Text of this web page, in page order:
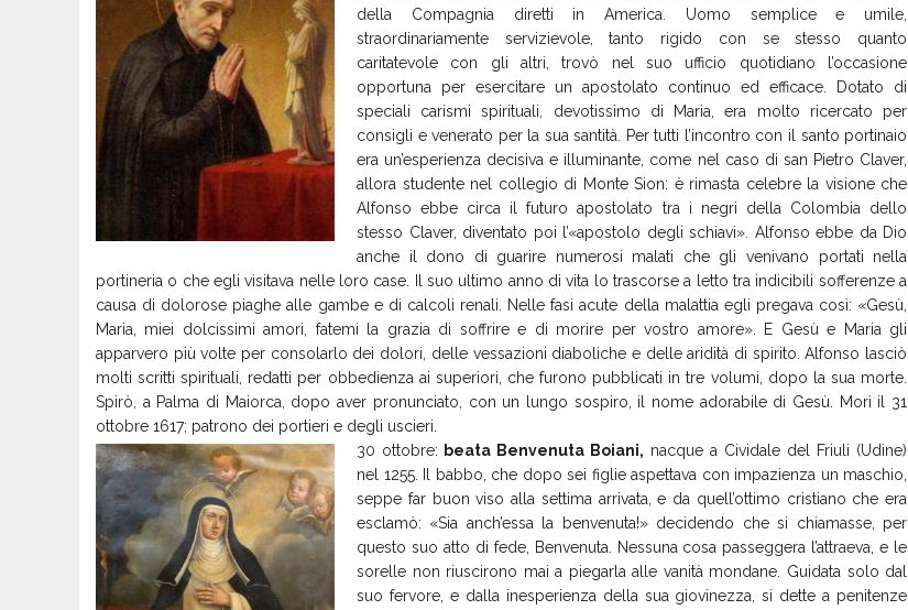
della Compagnia diretti in America. Uomo semplice e umile,
straordinariamente servizievole, tanto rigido con se stesso quanto
caritatevole con gli altri, trovò nel suo ufficio quotidiano l’occasione
opportuna per esercitare un apostolato continuo ed efficace. Dotato di
speciali carismi spirituali, devotissimo di Maria, era molto ricercato per
consigli e venerato per la sua santità. Per tutti l’incontro con il santo portinaio
era un’esperienza decisiva e illuminante, come nel caso di san Pietro Claver,
allora studente nel collegio di Monte Sion: è rimasta celebre la visione che
Alfonso ebbe circa il futuro apostolato tra i negri della Colombia dello
stesso Claver, diventato poi l’«apostolo degli schiavi». Alfonso ebbe da Dio
anche il dono di guarire numerosi malati che gli venivano portati nella
portineria o che egli visitava nelle loro case. Il suo ultimo anno di vita lo trascorse a letto tra indicibili sofferenze a
causa di dolorose piaghe alle gambe e di calcoli renali. Nelle fasi acute della malattia egli pregava così: «Gesù,
Maria, miei dolcissimi amori, fatemi la grazia di soffrire e di morire per vostro amore». E Gesù e Maria gli
apparvero più volte per consolarlo dei dolori, delle vessazioni diaboliche e delle aridità di spirito. Alfonso lasciò
molti scritti spirituali, redatti per obbedienza ai superiori, che furono pubblicati in tre volumi, dopo la sua morte.
Spirò, a Palma di Maiorca, dopo aver pronunciato, con un lungo sospiro, il nome adorabile di Gesù. Morì il 31
ottobre 1617; patrono dei portieri e degli uscieri.
30 ottobre: beata Benvenuta Boiani, nacque a Cividale del Friuli (Udine)
nel 1255. Il babbo, che dopo sei figlie aspettava con impazienza un maschio,
seppe far buon viso alla settima arrivata, e da quell’ottimo cristiano che era
esclamò: «Sia anch’essa la benvenuta!» decidendo che si chiamasse, per
questo suo atto di fede, Benvenuta. Nessuna cosa passeggera l’attraeva, e le
sorelle non riuscirono mai a piegarla alle vanità mondane. Guidata solo dal
suo fervore, e dalla inesperienza della sua giovinezza, si dette a penitenze